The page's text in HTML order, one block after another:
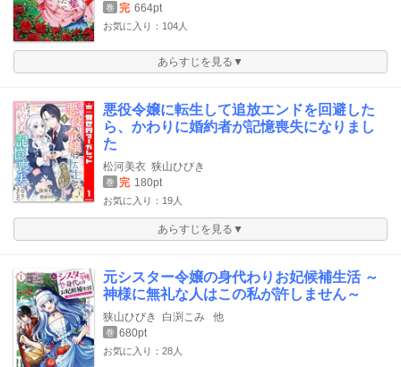
巻 完 664pt
お気に入り：104人
あらすじを見る▼
悪役令嬢に転生して追放エンドを回避した
ら、かわりに婚約者が記憶喪失になりまし
た
松河美衣 狭山ひびき
巻 完 180pt
お気に入り：19人
あらすじを見る▼
元シスター令嬢の身代わりお妃候補生活 ～
神様に無礼な人はこの私が許しません～
狭山ひびき 白渕こみ 他
巻 680pt
お気に入り：28人